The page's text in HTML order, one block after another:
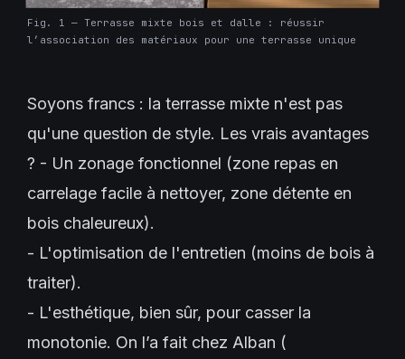
Fig. 1 — Terrasse mixte bois et dalle : réussir
l’association des matériaux pour une terrasse unique
Soyons francs : la terrasse mixte n'est pas
qu'une question de style. Les vrais avantages
? - Un zonage fonctionnel (zone repas en
carrelage facile à nettoyer, zone détente en
bois chaleureux).
- L'optimisation de l'entretien (moins de bois à
traiter).
- L'esthétique, bien sûr, pour casser la
monotonie. On l’a fait chez Alban (